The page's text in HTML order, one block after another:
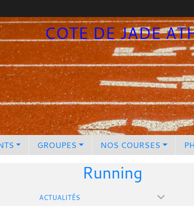
COTE DE JADE
GROUPES NOS COURSES
Running
ACTUALITÉS